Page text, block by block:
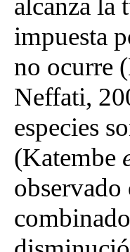
alcanza la
impuesta
no ocurre
Neffati,
especies
(Katembe
observado